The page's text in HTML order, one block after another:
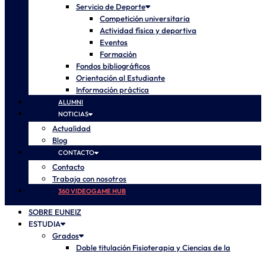
Servicio de Deporte
Competición universitaria
Actividad física y deportiva
Eventos
Formación
Fondos bibliográficos
Orientación al Estudiante
Información práctica
ALUMNI
NOTICIAS
Actualidad
Blog
CONTACTO
Contacto
Trabaja con nosotros
360 VIDEOGAME HUB
SOBRE EUNEIZ
ESTUDIA
Grados
Doble titulación Fisioterapia y Ciencias de la